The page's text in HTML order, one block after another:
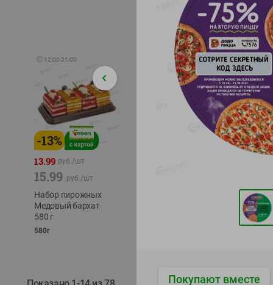
🕘 12:00-21:00
-13%
13.99 руб./шт
15.99 руб./шт
Набор пирожных
Медовый бархат
580 г
580г
-24%
230г
Покупают вместе